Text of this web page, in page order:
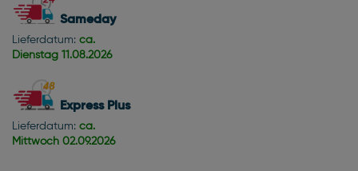
Sameday
Lieferdatum: ca.
Dienstag 11.08.2026
Express Plus
Lieferdatum: ca.
Mittwoch 02.09.2026